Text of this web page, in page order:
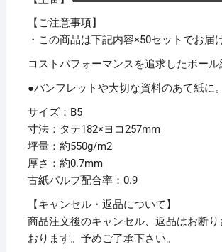
【ご注意事項】
・この商品は下記内容×50セットでお届
コストパフォーマンスを追求したボール
●パンフレットや大切な資料のあて紙に。
サイズ：B5
寸法：タテ182×ヨコ257mm
坪量：約550g/m2
厚さ：約0.7mm
古紙パルプ配合率：0.9
【キャンセル・返品について】
商品注文後のキャンセル、返品はお断り
おります。予めご了承下さい。